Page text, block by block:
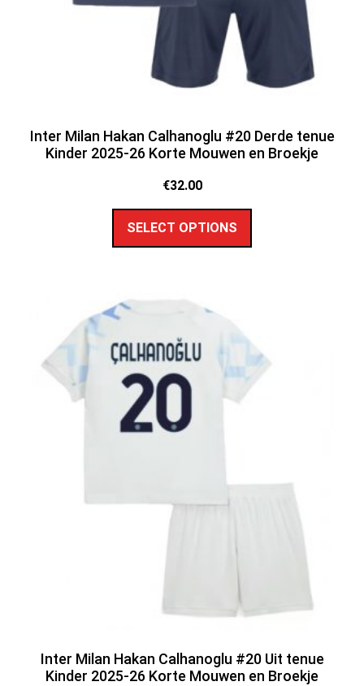
Inter Milan Hakan Calhanoglu #20 Derde tenue
Kinder 2025-26 Korte Mouwen en Broekje
€32.00
SELECT OPTIONS
Inter Milan Hakan Calhanoglu #20 Uit tenue
Kinder 2025-26 Korte Mouwen en Broekje